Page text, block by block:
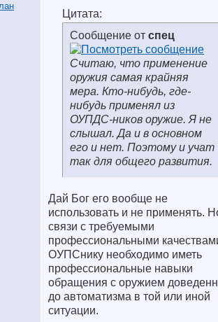
Цитата:
Сообщение от спец
Считаю, что применение
оружия самая крайняя
мера. Кто-нибудь, где-
нибудь применял из
ОУПДС-ников оружие. Я не
слышал. Да и в основном
его и нет. Поэтому и учат
так для общего развития.
Дай Бог его вообще не
использовать и не применять.
связи с требуемыми
профессиональными
ОУПСнику необходимо иметь
профессиональные навыки
обращения с оружием
до автоматизма в той или иной
ситуации.